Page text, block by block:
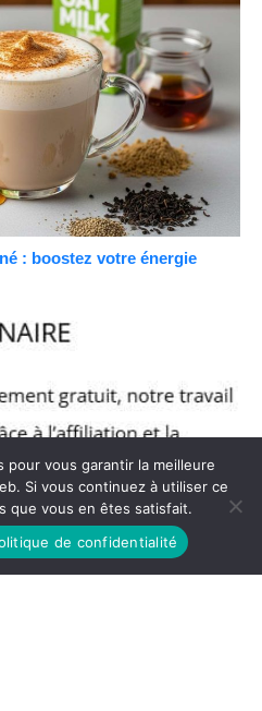
: boostez votre énergie
pour vous garantir la meilleure
Si vous continuez à utiliser ce
que vous en êtes satisfait.
de confidentialité